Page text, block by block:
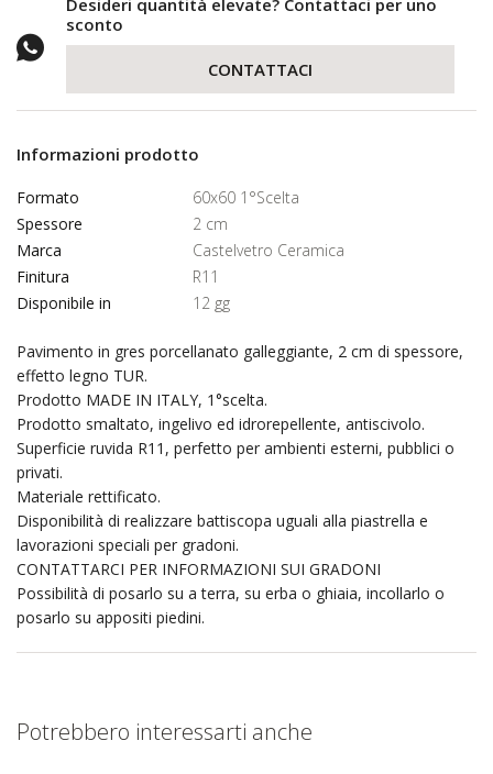
sconto
CONTATTACI
Informazioni prodotto
Formato
60x60 1°Scelta
Spessore
2 cm
Marca
Castelvetro Ceramica
Finitura
R11
Disponibile in
12 gg
Pavimento in gres porcellanato galleggiante, 2 cm di spessore,
effetto legno TUR.
Prodotto MADE IN ITALY, 1°scelta.
Prodotto smaltato, ingelivo ed idrorepellente, antiscivolo.
Superficie ruvida R11, perfetto per ambienti esterni, pubblici o
privati.
Materiale rettificato.
Disponibilità di realizzare battiscopa uguali alla piastrella e
lavorazioni speciali per gradoni.
CONTATTARCI PER INFORMAZIONI SUI GRADONI
Possibilità di posarlo su a terra, su erba o ghiaia, incollarlo o
posarlo su appositi piedini.
Potrebbero interessarti anche